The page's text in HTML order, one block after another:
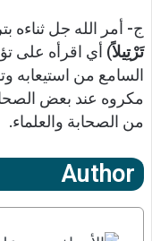
ج- أمر الله جل ثناءه
تَرْتِيلاً) أي اقرأه على
السامع من استيعابه
مكروه عند بعض
من الصحابة والعلماء.
Author